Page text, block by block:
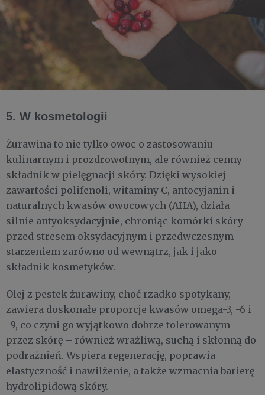
5. W kosmetologii
Żurawina to nie tylko owoc o zastosowaniu
kulinarnym i prozdrowotnym, ale również cenny
składnik w pielęgnacji skóry. Dzięki wysokiej
zawartości polifenoli, witaminy C, antocyjanin i
naturalnych kwasów owocowych (AHA), działa
silnie antyoksydacyjnie, chroniąc komórki skóry
przed stresem oksydacyjnym i przedwczesnym
starzeniem zarówno od wewnątrz, jak i jako
składnik kosmetyków.
Olej z pestek żurawiny, choć rzadko spotykany,
zawiera doskonałe proporcje kwasów omega-3, -6 i
-9, co czyni go wyjątkowo dobrze tolerowanym
przez skórę – również wrażliwą, suchą i skłonną do
podrażnień. Wspiera regenerację, poprawia
elastyczność i nawilżenie, a także wzmacnia barierę
hydrolipidową skóry.